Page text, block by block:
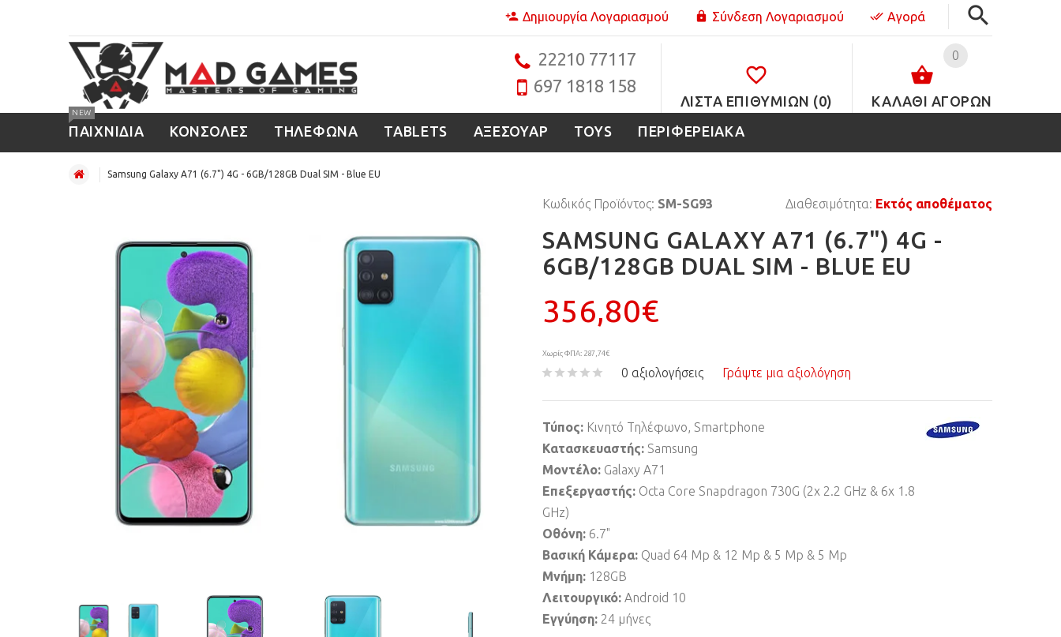
Δημιουργία Λογαριασμού Σύνδεση Λογαριασμού Αγορά
0
ΚΑΛΑΘΙ ΑΓΟΡΩΝ
ΛΊΣΤΑ ΕΠΙΘΥΜΙΏΝ (0)
22210 77117
697 1818 158
ΠΑΙΧΝΙΔΙΑ
NEW
ΚΟΝΣΟΛΕΣ ΤΗΛΕΦΩΝΑ TABLETS ΑΞΕΣΟΥΑΡ TOYS ΠΕΡΙΦΕΡΕΙΑΚΑ
Samsung Galaxy A71 (6.7") 4G - 6GB/128GB Dual SIM - Blue EU
Κωδικός Προϊόντος: SM-SG93 Διαθεσιμότητα: Εκτός αποθέματος
SAMSUNG GALAXY A71 (6.7") 4G -
6GB/128GB DUAL SIM - BLUE EU
356,80€
Χωρίς ΦΠΑ: 287,74€
0 αξιολογήσεις Γράψτε μια αξιολόγηση
Τύπος: Κινητό Τηλέφωνο, Smartphone
Κατασκευαστής: Samsung
Μοντέλο: Galaxy A71
Επεξεργαστής: Octa Core Snapdragon 730G (2x 2.2 GHz & 6x 1.8
GHz)
Οθόνη: 6.7"
Βασική Κάμερα: Quad 64 Mp & 12 Mp & 5 Mp & 5 Mp
Μνήμη: 128GB
Λειτουργικό: Android 10
Εγγύηση: 24 μήνες